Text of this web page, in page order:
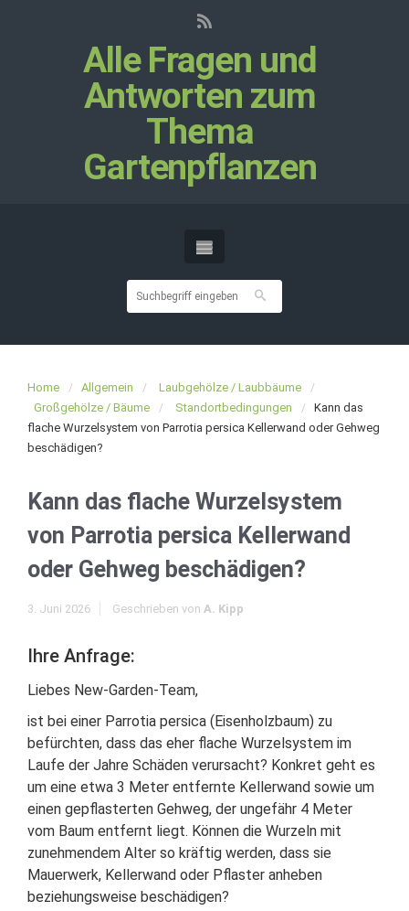
Alle Fragen und
Antworten zum
Thema
Gartenpflanzen
Home Allgemein
Laubgehölze / Laubbäume
Großgehölze / Bäume
Standortbedingungen
Kann das
flache Wurzelsystem von Parrotia persica Kellerwand oder Gehweg
beschädigen?
Kann das flache Wurzelsystem
von Parrotia persica Kellerwand
oder Gehweg beschädigen?
3. Juni 2026 Geschrieben von A. Kipp
Ihre Anfrage:
Liebes New-Garden-Team,
ist bei einer Parrotia persica (Eisenholzbaum) zu
befürchten, dass das eher flache Wurzelsystem im
Laufe der Jahre Schäden verursacht? Konkret geht es
um eine etwa 3 Meter entfernte Kellerwand sowie um
einen gepflasterten Gehweg, der ungefähr 4 Meter
vom Baum entfernt liegt. Können die Wurzeln mit
zunehmendem Alter so kräftig werden, dass sie
Mauerwerk, Kellerwand oder Pflaster anheben
beziehungsweise beschädigen?